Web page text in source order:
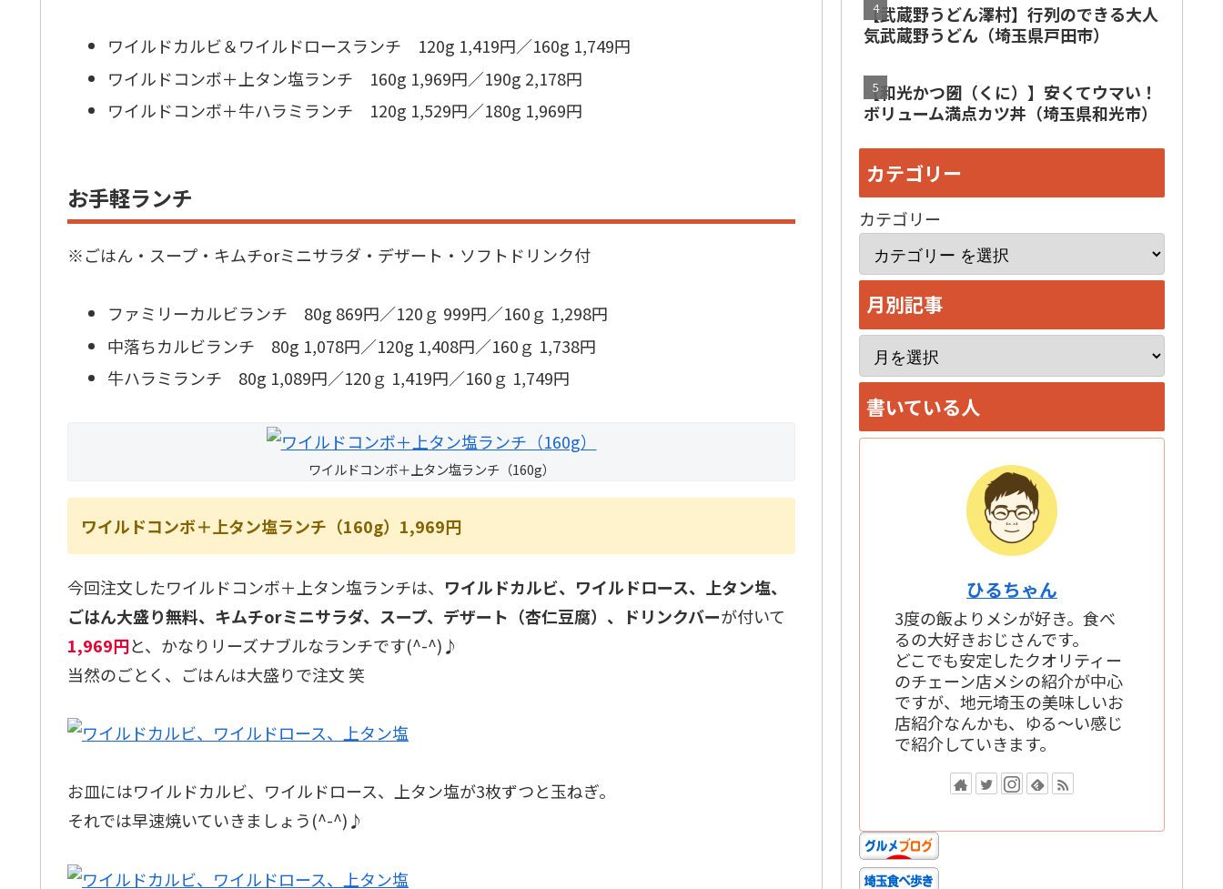
ワイルドカルビ＆ワイルドロースランチ 120g 1,419円／160g 1,749円
ワイルドコンボ＋上タン塩ランチ 160g 1,969円／190g 2,178円
ワイルドコンボ＋牛ハラミランチ 120g 1,529円／180g 1,969円
お手軽ランチ
※ごはん・スープ・キムチorミニサラダ・デザート・ソフトドリンク付
ファミリーカルビランチ 80g 869円／120ｇ 999円／160ｇ 1,298円
中落ちカルビランチ 80g 1,078円／120g 1,408円／160ｇ 1,738円
牛ハラミランチ 80g 1,089円／120ｇ 1,419円／160ｇ 1,749円
ワイルドコンボ＋上タン塩ランチ（160g）
ワイルドコンボ＋上タン塩ランチ（160g）1,969円
今回注文したワイルドコンボ＋上タン塩ランチは、 ワイルドカルビ、ワイルドロース、上タン塩、
ごはん大盛り無料、キムチorミニサラダ、スープ、デザート（杏仁豆腐）、ドリンクバーが付いて
1,969円と、かなりリーズナブルなランチです(^-^)♪
当然のごとく、ごはんは大盛りで注文 笑
お皿にはワイルドカルビ、ワイルドロース、上タン塩が3枚ずつと玉ねぎ。
それでは早速焼いていきましょう(^-^)♪
【武蔵野うどん澤村】行列のできる大人
気武蔵野うどん（埼玉県戸田市）
【和光かつ圀（くに）】安くてウマい！
ボリューム満点カツ丼（埼玉県和光市）
カテゴリー
カテゴリー
月別記事
ー
カ
イ
書いている人
ひるちゃん
3度の飯よりメシが好き。食べ
るの大好きおじさんです。
どこでも安定したクオリティー
のチェーン店メシの紹介が中心
ですが、地元埼玉の美味しいお
店紹介なんかも、ゆる～い感じ
で紹介していきます。